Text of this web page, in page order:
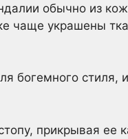
обычно из
чаще украшены
богемного стиля,
прикрывая